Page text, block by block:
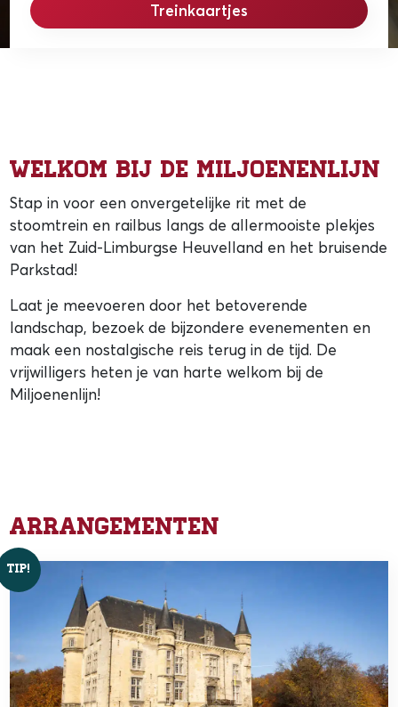
Treinkaartjes
Welkom bij De Miljoenenlijn
Stap in voor een onvergetelijke rit met de
stoomtrein en railbus langs de allermooiste plekjes
van het Zuid-Limburgse Heuvelland en het bruisende
Parkstad!
Laat je meevoeren door het betoverende
landschap, bezoek de bijzondere evenementen en
maak een nostalgische reis terug in de tijd. De
vrijwilligers heten je van harte welkom bij de
Miljoenenlijn!
Arrangementen
TIP!